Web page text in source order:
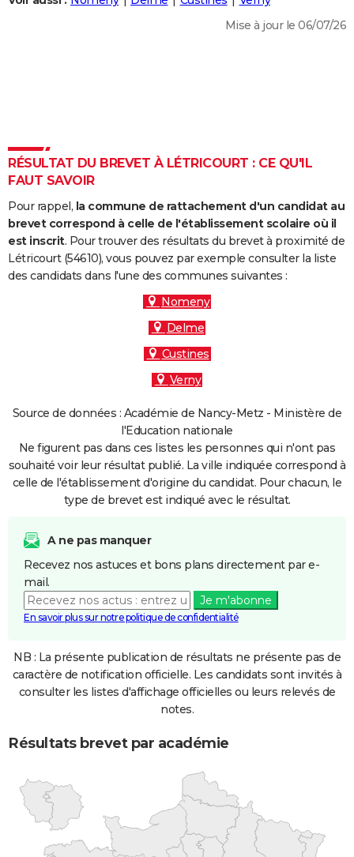
DICTIONNAIRE
Dictionnaire
Biographies
Citations
Expressions
Proverbes
PROGRAMME TV
COPAINS D'AVANT
S'inscrire
Se connecter
Lycées
Collèges
Primaires
Universités
Entreprises
Service militaire
Avis de recherche
AVIS DE DÉCÈS
FORUM
Mise à jour le 06/07/26
RÉSULTAT DU BREVET À LÉTRICOURT : CE QU'IL
FAUT SAVOIR
Pour rappel, la commune de rattachement d'un candidat au
brevet correspond à celle de l'établissement scolaire où il
est inscrit. Pour trouver des résultats du brevet à proximité de
Létricourt (54610), vous pouvez par exemple consulter la liste
des candidats dans l'une des communes suivantes :
Nomeny
Delme
Custines
Verny
Source de données : Académie de Nancy-Metz - Ministère de
l'Education nationale
Ne figurent pas dans ces listes les personnes qui n'ont pas
souhaité voir leur résultat publié. La ville indiquée correspond à
celle de l'établissement d'origine du candidat. Pour chacun, le
type de brevet est indiqué avec le résultat.
A ne pas manquer
Recevez nos astuces et bons plans directement par e-
mail.
Je m'abonne
En savoir plus sur notre politique de confidentialité
NB : La présente publication de résultats ne présente pas de
caractère de notification officielle. Les candidats sont invités à
consulter les listes d'affichage officielles ou leurs relevés de
notes.
Résultats brevet par académie